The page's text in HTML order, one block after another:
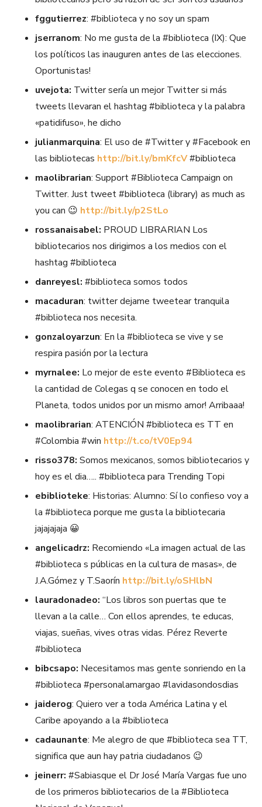
fggutierrez: #biblioteca y no soy un spam
jserranom: No me gusta de la #biblioteca (IX): Que
los políticos las inauguren antes de las elecciones.
Oportunistas!
uvejota: Twitter sería un mejor Twitter si más
tweets llevaran el hashtag #biblioteca y la palabra
«patidifuso», he dicho
julianmarquina: El uso de #Twitter y #Facebook en
las bibliotecas http://bit.ly/bmKfcV#biblioteca
maolibrarian: Support #Biblioteca Campaign on
Twitter. Just tweet #biblioteca (library) as much as
you can 😉 http://bit.ly/p2StLo
rossanaisabel: PROUD LIBRARIAN Los
bibliotecarios nos dirigimos a los medios con el
hashtag #biblioteca
danreyesl: #biblioteca somos todos
macaduran: twitter dejame tweetear tranquila
#biblioteca nos necesita.
gonzaloyarzun: En la #biblioteca se vive y se
respira pasión por la lectura
myrnalee: Lo mejor de este evento #Biblioteca es
la cantidad de Colegas q se conocen en todo el
Planeta, todos unidos por un mismo amor! Arribaaa!
maolibrarian: ATENCIÓN #biblioteca es TT en
#Colombia #win http://t.co/tV0Ep94
risso378: Somos mexicanos, somos bibliotecarios y
hoy es el dia….. #biblioteca para Trending Topi
ebiblioteke: Historias: Alumno: Sí lo confieso voy a
la #biblioteca porque me gusta la bibliotecaria
jajajajaja 😀
angelicadrz: Recomiendo «La imagen actual de las
#biblioteca s públicas en la cultura de masas», de
J.A.Gómez y T.Saorín http://bit.ly/oSHlbN
lauradonadeo: “Los libros son puertas que te
llevan a la calle… Con ellos aprendes, te educas,
viajas, sueñas, vives otras vidas. Pérez Reverte
#biblioteca
bibcsapo: Necesitamos mas gente sonriendo en la
#biblioteca #personalamargao #lavidasondosdias
jaiderog: Quiero ver a toda América Latina y el
Caribe apoyando a la #biblioteca
cadaunante: Me alegro de que #biblioteca sea TT,
significa que aun hay patria ciudadanos 😉
jeinerr: #Sabiasque el Dr José María Vargas fue uno
de los primeros bibliotecarios de la #Biblioteca